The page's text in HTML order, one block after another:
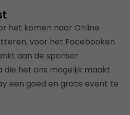
het komen naar Online
voor het Facebooken
aan de sponsor
die het ons mogelijk maakt
een goed en gratis event te